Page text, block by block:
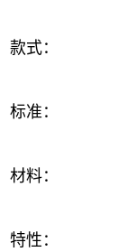
款式：
标准：
材料：
特性 ：